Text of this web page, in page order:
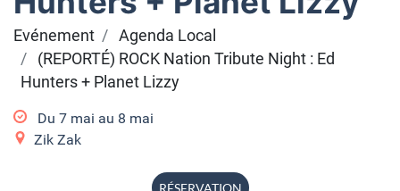
Evénement
Agenda Local
(REPORTÉ) ROCK Nation Tribute Night : Ed
Hunters + Planet Lizzy
Du 7 mai au 8 mai
Zik Zak